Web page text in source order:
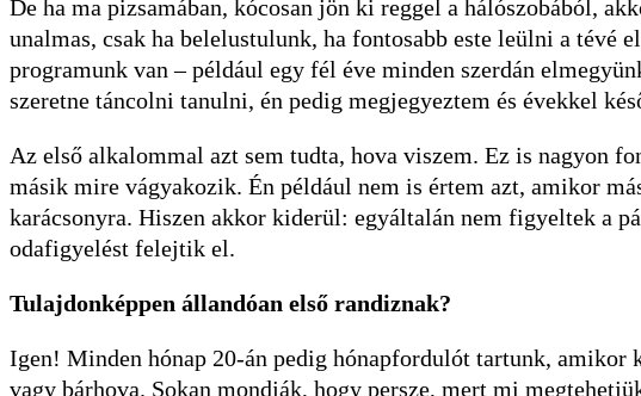
De ha ma pizsamában, kócosan jön ki reggel a hálószobából,
unalmas, csak ha belelustulunk, ha fontosabb este leülni a tévé
programunk van – például egy fél éve minden szerdán
szeretne táncolni tanulni, én pedig megjegyeztem és évekkel
Az első alkalommal azt sem tudta, hova viszem. Ez is nagyon
másik mire vágyakozik. Én például nem is értem azt, amikor
karácsonyra. Hiszen akkor kiderül: egyáltalán nem figyeltek a
odafigyelést felejtik el.
Tulajdonképpen állandóan első randiznak?
Igen! Minden hónap 20-án pedig hónapfordulót tartunk, amikor
vagy bárhova. Sokan mondják, hogy persze, mert mi